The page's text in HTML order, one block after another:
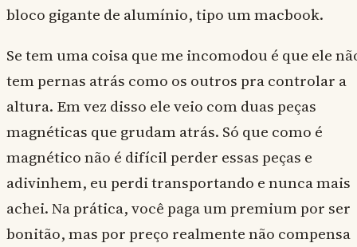
bloco gigante de alumínio, tipo um macbook.
Se tem uma coisa que me incomodou é que ele
tem pernas atrás como os outros pra controlar a
altura. Em vez disso ele veio com duas peças
magnéticas que grudam atrás. Só que como é
magnético não é difícil perder essas peças e
adivinhem, eu perdi transportando e nunca mais
achei. Na prática, você paga um premium por ser
bonitão, mas por preço realmente não compensa